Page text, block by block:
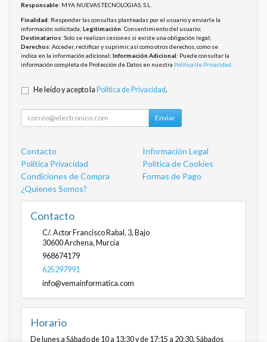
Responsable: MYA NUEVAS TECNOLOGIAS, S.L.
Finalidad: Responder las consultas planteadas por el usuario y enviarle la
información solicitada; Legitimación: Consentimiento del usuario;
Destinatarios: Solo se realizan cesiones si existe una obligación legal;
Derechos: Acceder, rectificar y suprimir, así como otros derechos, como se
indica en la información adicional; Información Adicional: Puede consultar la
información completa de Protección de Datos en nuestra Política de Privacidad
He leído y acepto la Política de Privacidad.
Enviar
Contacto
Información Legal
Política Privacidad
Política de Cookies
Condiciones de Compra
Formas de Pago
¿Quienes Somos?
Contacto
C/. Actor Francisco Rabal, 3, Bajo
30600Archena, Murcia
968674179
625297991
info@vemainformatica.com
Horario
De lunes a Sábado de 10 a 13:30 y de 17:15 a 20:30. Sábados